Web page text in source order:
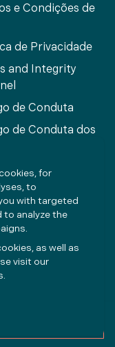
e Condições de
de Privacidade
and Integrity
de Conduta
de Conduta dos
for
to
with targeted
analyze the
as well as
visit our
.